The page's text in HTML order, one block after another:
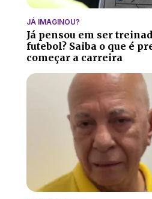
JÁ IMAGINOU?
Já pensou em ser
futebol? Saiba o que é
começar a carreira